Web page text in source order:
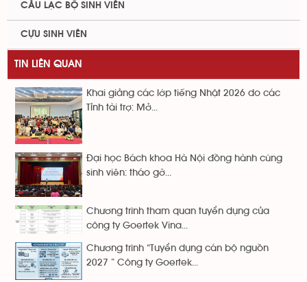
CÂU LẠC BỘ SINH VIÊN
CỰU SINH VIÊN
TIN LIÊN QUAN
Khai giảng các lớp tiếng Nhật 2026 do các
Tỉnh tài trợ: Mở...
Đại học Bách khoa Hà Nội đồng hành cùng
sinh viên: tháo gỡ...
Chương trình tham quan tuyển dụng của
công ty Goertek Vina...
Chương trình “Tuyển dụng cán bộ nguồn
2027 ” Công ty Goertek...